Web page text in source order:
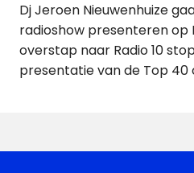
Dj Jeroen Nieuwenhuize
radioshow presenteren op
overstap naar Radio 10
presentatie van de Top 40